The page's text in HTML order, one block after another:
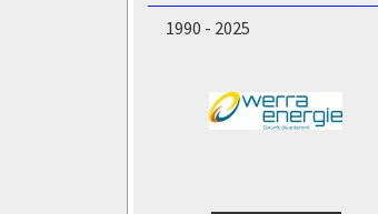
1990 - 2025